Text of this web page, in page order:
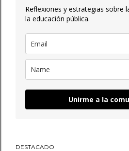
Reflexiones y estrategias sobre
la educación pública.
Unirme a la
DESTACADO